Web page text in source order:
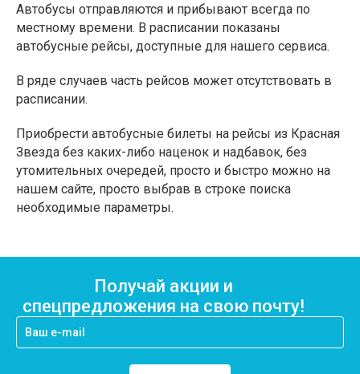
Автобусы отправляются и прибывают всегда по
местному времени. В расписании показаны
автобусные рейсы, доступные для нашего сервиса.
В ряде случаев часть рейсов может отсутствовать в
расписании.
Приобрести автобусные билеты на рейсы из Красная
Звезда без каких-либо наценок и надбавок, без
утомительных очередей, просто и быстро можно на
нашем сайте, просто выбрав в строке поиска
необходимые параметры.
Получай акции и
спецпредложения на свою почту!